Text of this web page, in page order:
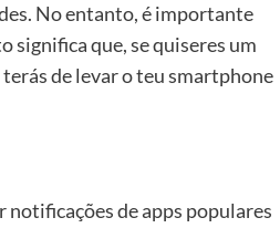
No entanto, é importante
significa que, se quiseres um
de levar o teu smartphone
notificações de apps populares